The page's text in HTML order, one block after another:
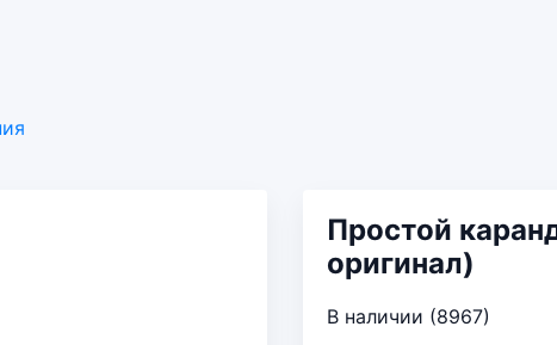
Простой
оригинал)
В наличии (8967)